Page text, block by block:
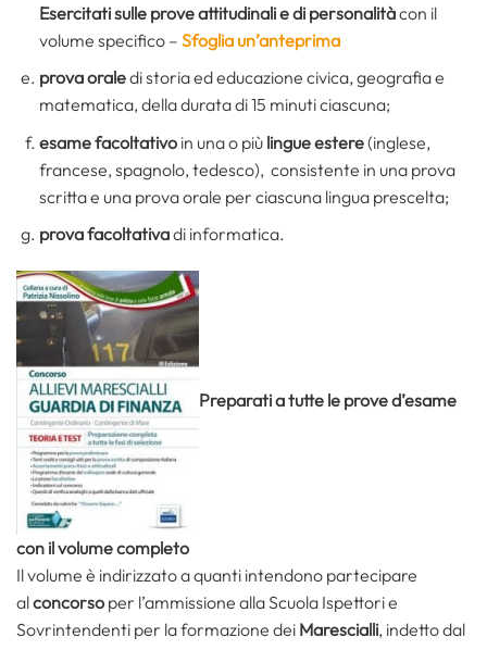
Esercitati sulle prove attitudinali e di personalitàcon il
volume specifico – Sfoglia un’anteprima
prova oraledi storia ed educazione civica, geografia e
matematica, della durata di 15 minuti ciascuna;
esame facoltativoin una o più lingueestere(inglese,
francese, spagnolo, tedesco), consistente in una prova
scritta e una prova orale per ciascuna lingua prescelta;
prova facoltativadi informatica.
Preparati a tutte le prove d’esame
con il volume completo
Il volume è indirizzato a quanti intendono partecipare
alconcorso per l’ammissione alla Scuola Ispettori e
Sovrintendenti per la formazione dei Marescialli, indetto dal